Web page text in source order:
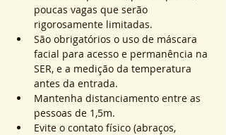
poucas vagas que serão
rigorosamente limitadas.
São obrigatórios o uso de máscara
facial para acesso e permanência na
SER, e a medição da temperatura
antes da entrada.
Mantenha distanciamento entre as
pessoas de 1,5m.
Evite o contato físico (abraços,